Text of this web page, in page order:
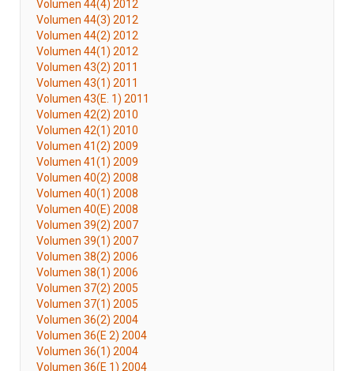
Volumen 44(4) 2012
Volumen 44(3) 2012
Volumen 44(2) 2012
Volumen 44(1) 2012
Volumen 43(2) 2011
Volumen 43(1) 2011
Volumen 43(E. 1) 2011
Volumen 42(2) 2010
Volumen 42(1) 2010
Volumen 41(2) 2009
Volumen 41(1) 2009
Volumen 40(2) 2008
Volumen 40(1) 2008
Volumen 40(E) 2008
Volumen 39(2) 2007
Volumen 39(1) 2007
Volumen 38(2) 2006
Volumen 38(1) 2006
Volumen 37(2) 2005
Volumen 37(1) 2005
Volumen 36(2) 2004
Volumen 36(E 2) 2004
Volumen 36(1) 2004
Volumen 36(E 1) 2004